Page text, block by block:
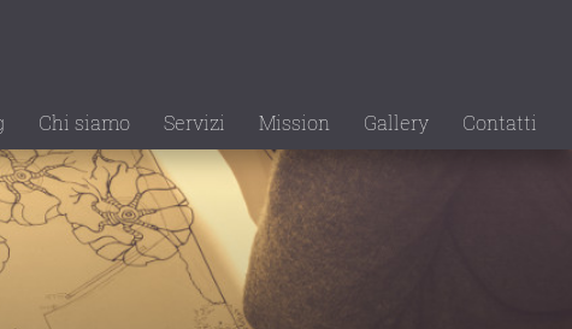
Chi siamo Servizi Mission Gallery Contatti